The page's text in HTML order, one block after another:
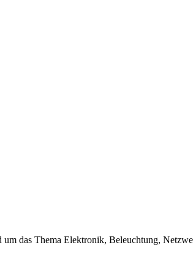
das Thema Elektronik, Beleuchtung,